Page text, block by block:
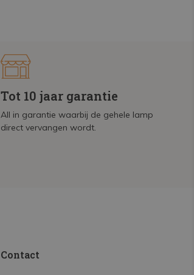
Tot 10 jaar garantie
All in garantie waarbij de gehele lamp
direct vervangen wordt.
Contact